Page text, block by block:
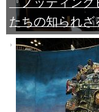
『ノッティン
たちの知られざ